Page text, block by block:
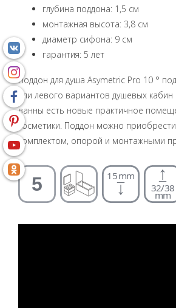
глубина поддона: 1,5 см
монтажная высота: 3,8 см
диаметр сифона: 9 см
гарантия: 5 лет
Поддон для душа Asymetric Pro 10 °
или левого вариантов душевых кабин
ванны есть новые практичное
косметики. Поддон можно
комплектом, опорой и монтажными